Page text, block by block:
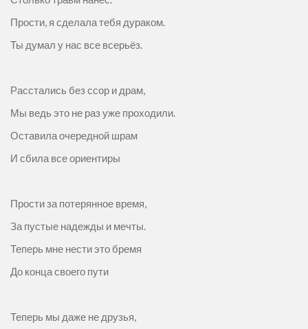
Прости, я сделала тебя дураком.
Ты думал у нас все всерьёз.
Расстались без ссор и драм,
Мы ведь это не раз уже проходили.
Оставила очередной шрам
И сбила все ориентиры
Прости за потерянное время,
За пустые надежды и мечты.
Теперь мне нести это бремя
До конца своего пути
Теперь мы даже не друзья,